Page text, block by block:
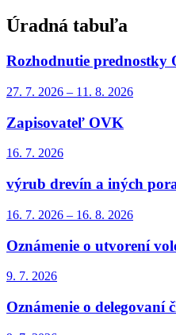
Úradná tabuľa
Rozhodnutie prednostky
27. 7. 2026 – 11. 8. 2026
Zapisovateľ OVK
16. 7. 2026
výrub drevín a iných
16. 7. 2026 – 16. 8. 2026
Oznámenie o utvorení
9. 7. 2026
Oznámenie o delegovaní